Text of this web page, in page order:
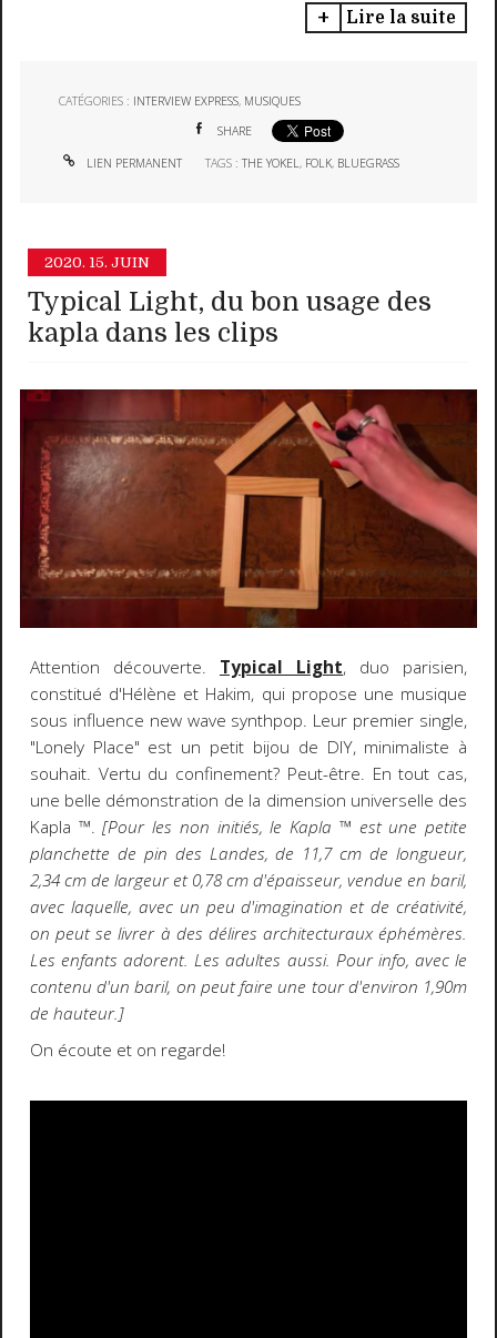
Lire la suite
CATÉGORIES : INTERVIEW EXPRESS, MUSIQUES
SHARE
LIEN PERMANENT TAGS :THE YOKEL , FOLK, BLUEGRASS
2020. 15. JUIN
Typical Light, du bon usage des
kapla dans les clips
Attention découverte. Typical Light, duo parisien,
constitué d'Hélène et Hakim, qui propose une musique
sous influence new wave synthpop. Leur premier single,
"Lonely Place" est un petit bijou de DIY, minimaliste à
souhait. Vertu du confinement? Peut-être. En tout cas,
une belle démonstration de la dimension universelle des
Kapla ™️.[Pour les non initiés, le Kapla ™️ est une petite
planchette de pin des Landes, de 11,7 cm de longueur,
2,34 cm de largeur et 0,78 cm d'épaisseur, vendue en baril,
avec laquelle, avec un peu d'imagination et de créativité,
on peut se livrer à des délires architecturaux éphémères.
Les enfants adorent. Les adultes aussi. Pour info, avec le
contenu d'un baril, on peut faire une tour d'environ 1,90m
de hauteur.]
On écoute et on regarde!